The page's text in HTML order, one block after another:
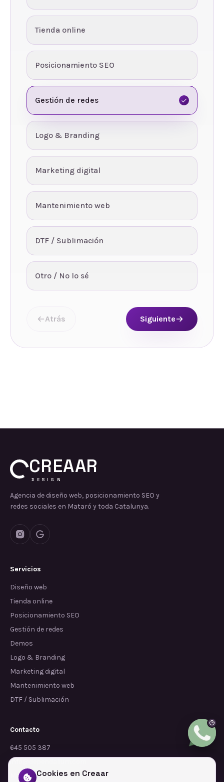
Tienda online
Posicionamiento SEO
Gestión de redes
Logo & Branding
Marketing digital
Mantenimiento web
DTF / Sublimación
Otro / No lo sé
Atrás Siguiente
CREAAR
DESIGN
Agencia de diseño web, posicionamiento SEO y
redes sociales en Mataró y toda Catalunya.
Servicios
Diseño web
Tienda online
Posicionamiento SEO
Gestión de redes
Demos
Logo & Branding
Marketing digital
Mantenimiento web
DTF / Sublimación
Contacto
645 505 387
info@dependalium.com
Mataró (Barcelona)
Cookies en Creaar